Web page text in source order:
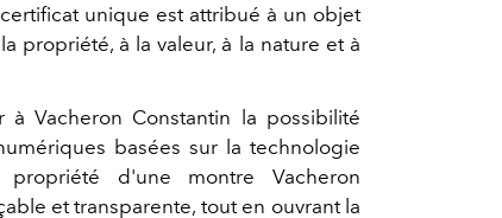
unique est attribué à un objet
propriété, à la valeur, à la nature et à
Vacheron Constantin la possibilité
basées sur la technologie
d'une montre Vacheron
et transparente, tout en ouvrant la